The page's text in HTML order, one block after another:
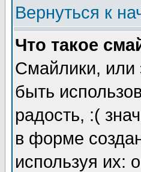
Вернуться к
Что такое
Смайлики, или
быть
радость, :(
в форме
используя их: